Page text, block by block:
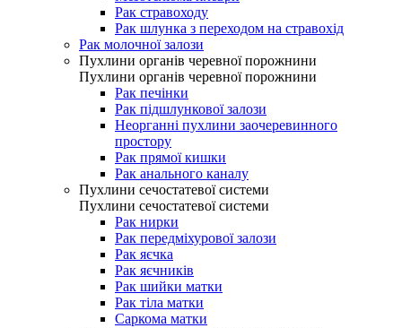
Рак стравоходу
Рак шлунка з переходом на стравохід
Рак молочної залози
Пухлини органів черевної порожнини
Пухлини органів черевної порожнини
Рак печінки
Рак підшлункової залози
Неорганні пухлини заочеревинного
простору
Рак прямої кишки
Рак анального каналу
Пухлини сечостатевої системи
Пухлини сечостатевої системи
Рак нирки
Рак передміхурової залози
Рак яєчка
Рак яєчників
Рак шийки матки
Рак тіла матки
Саркома матки